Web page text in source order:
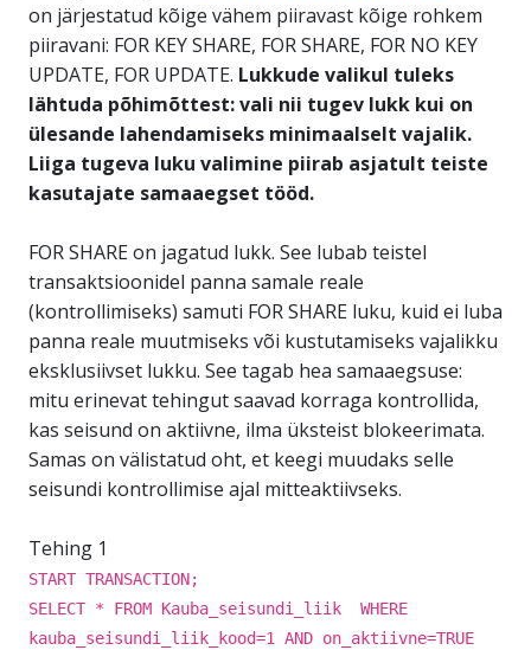
on järjestatud kõige vähem piiravast kõige rohkem
piiravani: FOR KEY SHARE, FOR SHARE, FOR NO KEY
UPDATE, FOR UPDATE. Lukkude valikul tuleks
lähtuda põhimõttest: vali nii tugev lukk kui on
ülesande lahendamiseks minimaalselt vajalik.
Liiga tugeva luku valimine piirab asjatult teiste
kasutajate samaaegset tööd.
FOR SHARE on jagatud lukk. See lubab teistel
transaktsioonidel panna samale reale
(kontrollimiseks) samuti FOR SHARE luku, kuid ei luba
panna reale muutmiseks või kustutamiseks vajalikku
eksklusiivset lukku. See tagab hea samaaegsuse:
mitu erinevat tehingut saavad korraga kontrollida,
kas seisund on aktiivne, ilma üksteist blokeerimata.
Samas on välistatud oht, et keegi muudaks selle
seisundi kontrollimise ajal mitteaktiivseks.
Tehing 1
START TRANSACTION;
SELECT * FROM Kauba_seisundi_liik WHERE
kauba_seisundi_liik_kood=1 AND on_aktiivne=TRUE